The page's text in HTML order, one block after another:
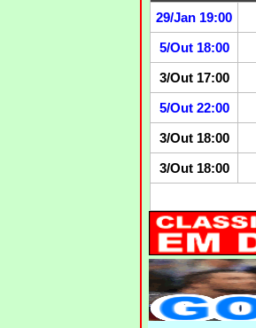
29/Jan 19:00
5/Out 18:00
3/Out 17:00
5/Out 22:00
3/Out 18:00
3/Out 18:00